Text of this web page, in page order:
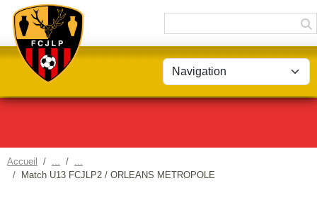
Accueil
Match U13 FCJLP2 / ORLEANS METROPOLE
Panneau de gestion des cookies